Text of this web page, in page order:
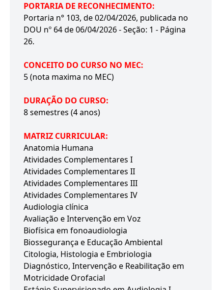
PORTARIA DE RECONHECIMENTO:
Portaria n° 103, de 02/04/2026, publicada no
DOU nº 64 de 06/04/2026 - Seção: 1 - Página
26.
CONCEITO DO CURSO NO MEC:
5 (nota maxima no MEC)
DURAÇÃO DO CURSO:
8 semestres (4 anos)
MATRIZ CURRICULAR:
Anatomia Humana
Atividades Complementares I
Atividades Complementares II
Atividades Complementares III
Atividades Complementares IV
Audiologia clínica
Avaliação e Intervenção em Voz
Biofísica em fonoaudiologia
Biossegurança e Educação Ambiental
Citologia, Histologia e Embriologia
Diagnóstico, Intervenção e Reabilitação em
Motricidade Orofacial